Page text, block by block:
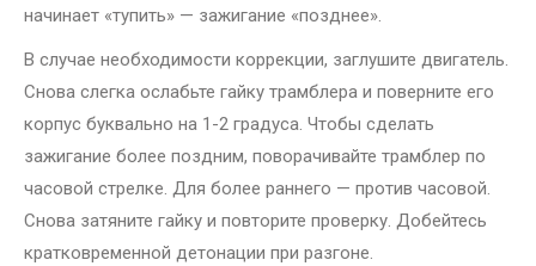
начинает «тупить» — зажигание «позднее».
В случае необходимости коррекции, заглушите двигатель.
Снова слегка ослабьте гайку трамблера и поверните его
корпус буквально на 1-2 градуса. Чтобы сделать
зажигание более поздним, поворачивайте трамблер по
часовой стрелке. Для более раннего — против часовой.
Снова затяните гайку и повторите проверку. Добейтесь
кратковременной детонации при разгоне.